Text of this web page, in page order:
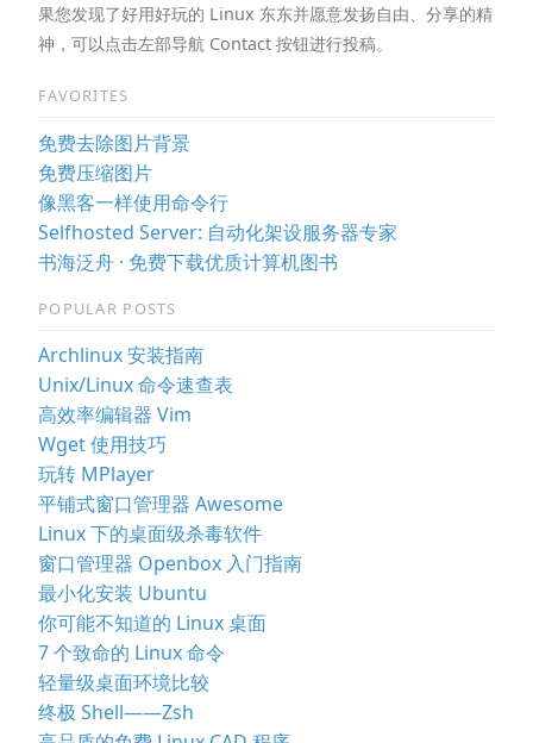
果您发现了好用好玩的 Linux 东东并愿意发扬自由、分享的精
神，可以点击左部导航 Contact 按钮进行投稿。
FAVORITES
免费去除图片背景
免费压缩图片
像黑客一样使用命令行
Selfhosted Server: 自动化架设服务器专家
书海泛舟 · 免费下载优质计算机图书
POPULAR POSTS
Archlinux 安装指南
Unix/Linux 命令速查表
高效率编辑器 Vim
Wget 使用技巧
玩转 MPlayer
平铺式窗口管理器 Awesome
Linux 下的桌面级杀毒软件
窗口管理器 Openbox 入门指南
最小化安装 Ubuntu
你可能不知道的 Linux 桌面
7 个致命的 Linux 命令
轻量级桌面环境比较
终极 Shell——Zsh